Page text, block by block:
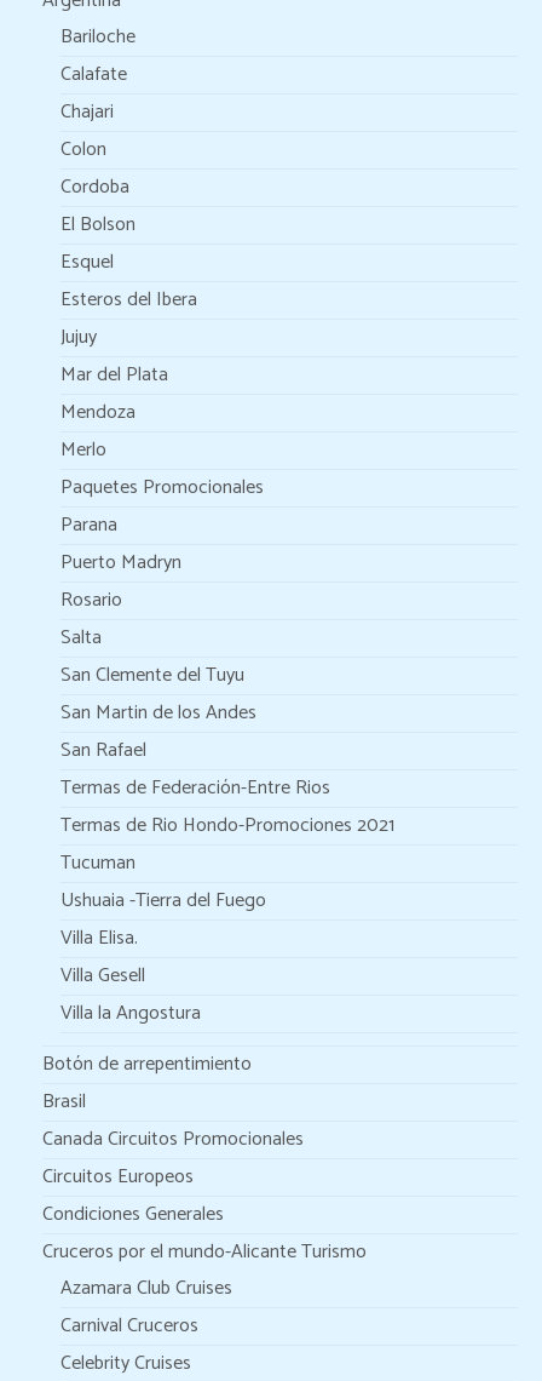
Bariloche
Calafate
Chajari
Colon
Cordoba
El Bolson
Esquel
Esteros del Ibera
Jujuy
Mar del Plata
Mendoza
Merlo
Paquetes Promocionales
Parana
Puerto Madryn
Rosario
Salta
San Clemente del Tuyu
San Martin de los Andes
San Rafael
Termas de Federación-Entre Rios
Termas de Rio Hondo-Promociones 2021
Tucuman
Ushuaia -Tierra del Fuego
Villa Elisa.
Villa Gesell
Villa la Angostura
Botón de arrepentimiento
Brasil
Canada Circuitos Promocionales
Circuitos Europeos
Condiciones Generales
Cruceros por el mundo-Alicante Turismo
Azamara Club Cruises
Carnival Cruceros
Celebrity Cruises